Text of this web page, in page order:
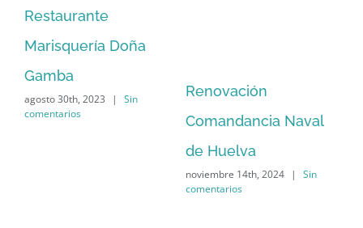
Restaurante
Marisquería Doña
Gamba
agosto 30th, 2023 |
Sin
comentarios
Renovación
Comandancia Naval
de Huelva
noviembre 14th, 2024 |
Sin
comentarios